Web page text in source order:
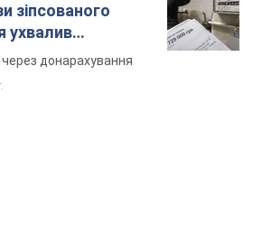
зіпсованого
ухвалив
донарахування